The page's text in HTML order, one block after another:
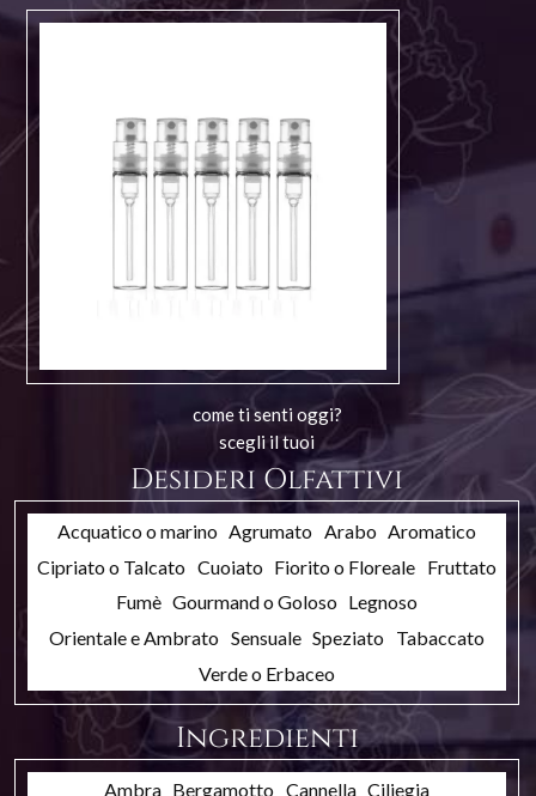
come ti senti oggi?
scegli il tuoi
Desideri Olfattivi
Acquatico o marino Agrumato Arabo Aromatico
Cipriato o Talcato Cuoiato Fiorito o Floreale Fruttato
Fumè Gourmand o Goloso Legnoso
Orientale e Ambrato Sensuale Speziato Tabaccato
Verde o Erbaceo
Ingredienti
Ambra Bergamotto Cannella Ciliegia